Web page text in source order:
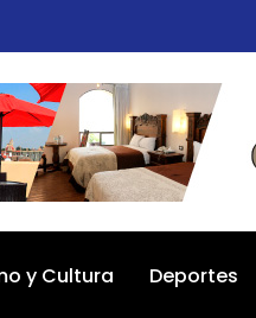
y Cultura Deportes